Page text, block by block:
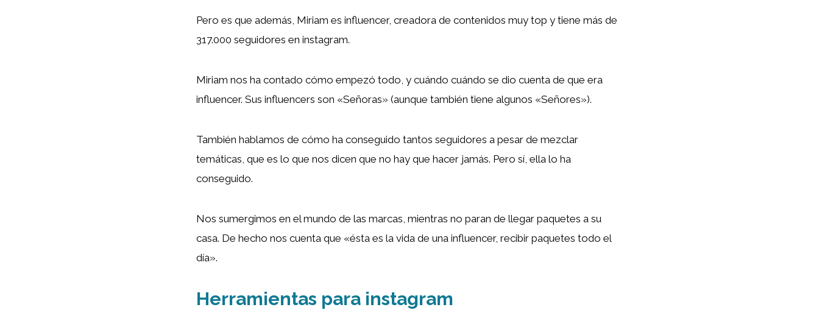
Pero es que además, Miriam es influencer, creadora de contenidos muy top y tiene más de
317.000 seguidores en instagram.
Miriam nos ha contado cómo empezó todo, y cuándo cuándo se dio cuenta de que era
influencer. Sus influencers son «Señoras» (aunque también tiene algunos «Señores»).
También hablamos de cómo ha conseguido tantos seguidores a pesar de mezclar
temáticas, que es lo que nos dicen que no hay que hacer jamás. Pero sí, ella lo ha
conseguido.
Nos sumergimos en el mundo de las marcas, mientras no paran de llegar paquetes a su
casa. De hecho nos cuenta que «ésta es la vida de una influencer, recibir paquetes todo el
día».
Herramientas para instagram